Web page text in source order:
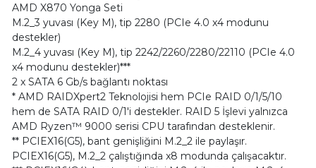
AMD X870 Yonga Seti
M.2_3 yuvası (Key M), tip 2280 (PCIe 4.0 x4 modunu
destekler)
M.2_4 yuvası (Key M), tip 2242/2260/2280/22110 (PCIe 4.0
x4 modunu destekler)***
2 x SATA 6 Gb/s bağlantı noktası
* AMD RAIDXpert2 Teknolojisi hem PCIe RAID 0/1/5/10
hem de SATA RAID 0/1'i destekler. RAID 5 İşlevi yalnızca
AMD Ryzen™ 9000 serisi CPU tarafından desteklenir.
** PCIEX16(G5), bant genişliğini M.2_2 ile paylaşır.
PCIEX16(G5), M.2_2 çalıştığında x8 modunda çalışacaktır.